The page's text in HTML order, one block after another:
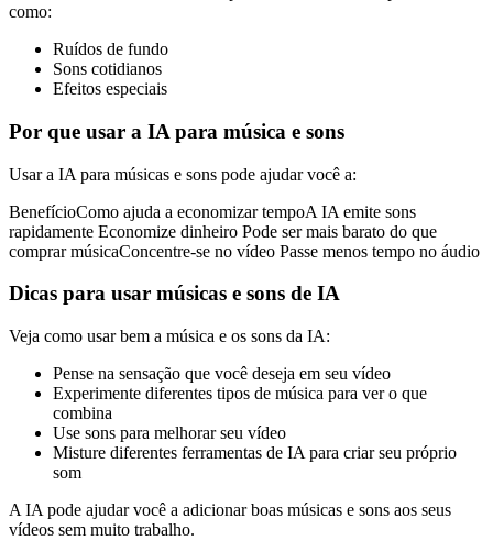
como:
Ruídos de fundo
Sons cotidianos
Efeitos especiais
Por que usar a IA para música e sons
Usar a IA para músicas e sons pode ajudar você a:
BenefícioComo ajuda a economizar tempoA IA emite sons
rapidamente Economize dinheiro Pode ser mais barato do que
comprar músicaConcentre-se no vídeo Passe menos tempo no áudio
Dicas para usar músicas e sons de IA
Veja como usar bem a música e os sons da IA:
Pense na sensação que você deseja em seu vídeo
Experimente diferentes tipos de música para ver o que
combina
Use sons para melhorar seu vídeo
Misture diferentes ferramentas de IA para criar seu próprio
som
A IA pode ajudar você a adicionar boas músicas e sons aos seus
vídeos sem muito trabalho.